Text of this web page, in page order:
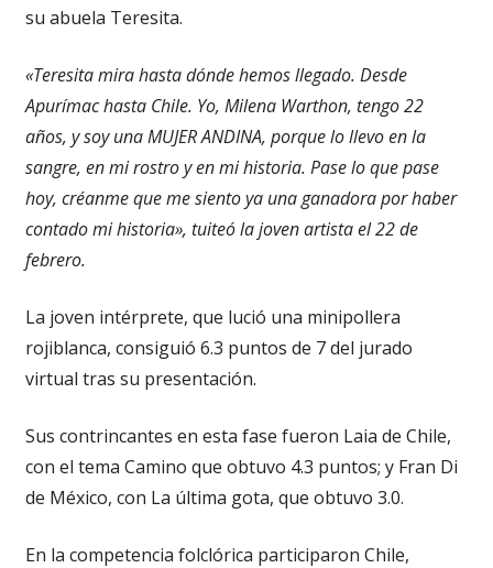
su abuela Teresita.
«Teresita mira hasta dónde hemos llegado. Desde
Apurímac hasta Chile. Yo, Milena Warthon, tengo 22
años, y soy una MUJER ANDINA, porque lo llevo en la
sangre, en mi rostro y en mi historia. Pase lo que pase
hoy, créanme que me siento ya una ganadora por haber
contado mi historia», tuiteó la joven artista el 22 de
febrero.
La joven intérprete, que lució una minipollera
rojiblanca, consiguió 6.3 puntos de 7 del jurado
virtual tras su presentación.
Sus contrincantes en esta fase fueron Laia de Chile,
con el tema Camino que obtuvo 4.3 puntos; y Fran Di
de México, con La última gota, que obtuvo 3.0.
En la competencia folclórica participaron Chile,